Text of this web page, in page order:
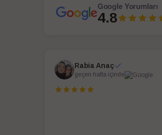
Google Yorumları
4.8
Rabia Anaç
geçen hafta içinde